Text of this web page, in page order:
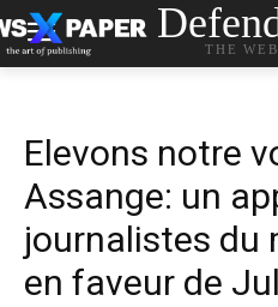
THE
Elevons notre
Assange: un
journalistes du
en faveur de